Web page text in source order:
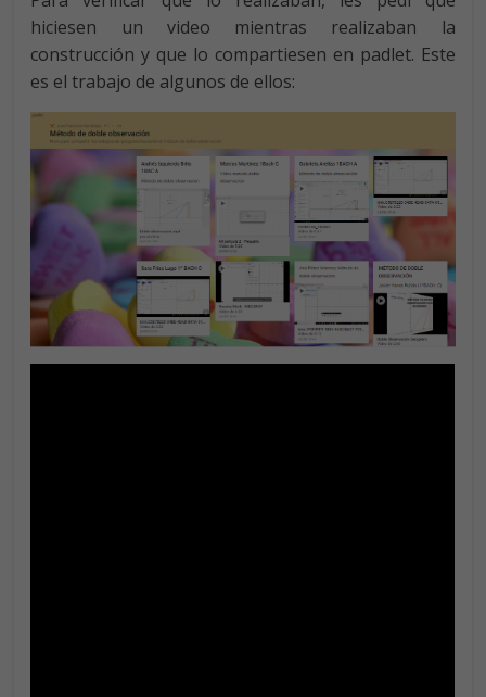
hiciesen un video mientras realizaban la
construcción y que lo compartiesen en padlet. Este
es el trabajo de algunos de ellos: